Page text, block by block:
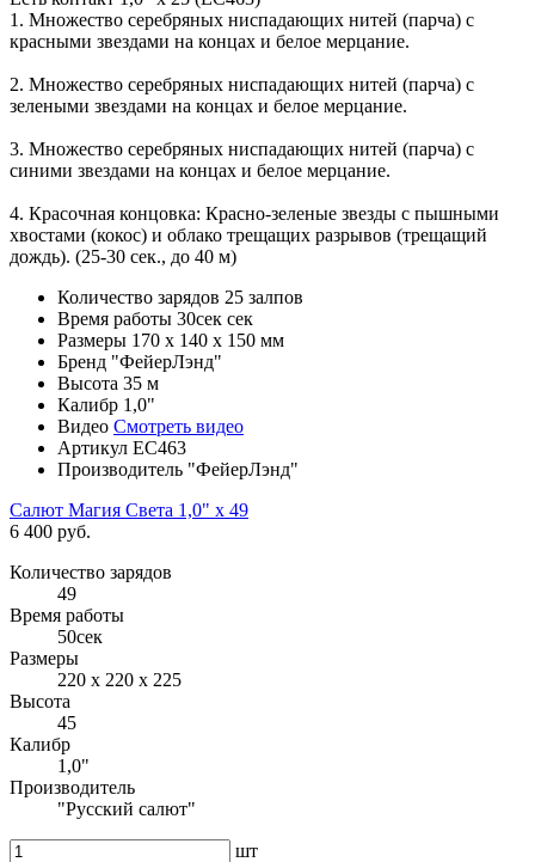
1. Множество серебряных ниспадающих нитей (парча) с
красными звездами на концах и белое мерцание.
2. Множество серебряных ниспадающих нитей (парча) c
зелеными звездами на концах и белое мерцание.
3. Множество серебряных ниспадающих нитей (парча) с
синими звездами на концах и белое мерцание.
4. Красочная концовка: Красно-зеленые звезды с пышными
хвостами (кокос) и облако трещащих разрывов (трещащий
дождь). (25-30 сек., до 40 м)
Количество зарядов 25 залпов
Время работы 30сек сек
Размеры 170 х 140 х 150 мм
Бренд "ФейерЛэнд"
Высота 35 м
Калибр 1,0"
Видео Смотреть видео
Артикул ЕС463
Производитель "ФейерЛэнд"
Салют Магия Света 1,0" х 49
6 400 руб.
Количество зарядов
49
Время работы
50сек
Размеры
220 x 220 x 225
Высота
45
Калибр
1,0"
Производитель
"Русский салют"
шт